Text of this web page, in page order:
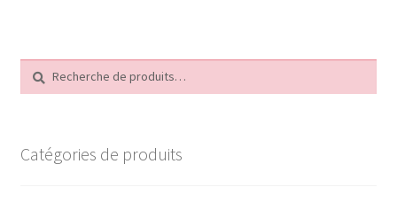
pour :
Catégories de produits